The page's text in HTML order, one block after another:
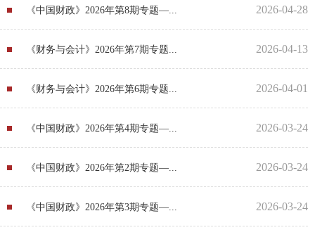
《中国财政》2026年第8期专题—... 2026-04-28
《财务与会计》2026年第7期专题... 2026-04-13
《财务与会计》2026年第6期专题... 2026-04-01
《中国财政》2026年第4期专题—... 2026-03-24
《中国财政》2026年第2期专题—... 2026-03-24
《中国财政》2026年第3期专题—... 2026-03-24